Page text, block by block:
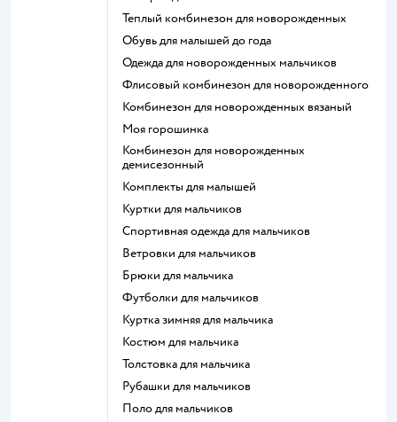
Теплый комбинезон для новорожденных
Обувь для малышей до года
Одежда для новорожденных мальчиков
Флисовый комбинезон для новорожденного
Комбинезон для новорожденных вязаный
Моя горошинка
Комбинезон для новорожденных
демисезонный
Комплекты для малышей
Куртки для мальчиков
Спортивная одежда для мальчиков
Ветровки для мальчиков
Брюки для мальчика
Футболки для мальчиков
Куртка зимняя для мальчика
Костюм для мальчика
Толстовка для мальчика
Рубашки для мальчиков
Поло для мальчиков